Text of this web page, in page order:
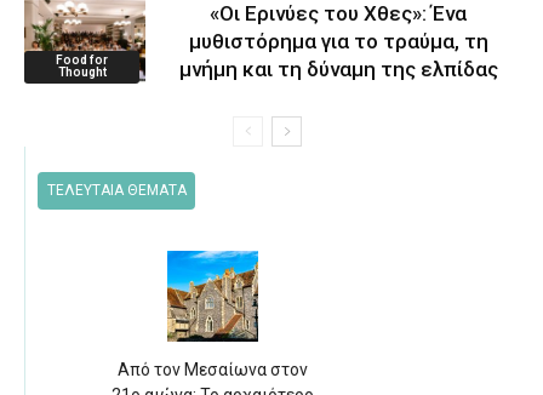
Food for
Thought
«Οι Ερινύες του Χθες»: Ένα
μυθιστόρημα για το τραύμα, τη
μνήμη και τη δύναμη της ελπίδας
ΤΕΛΕΥΤΑΙΑ ΘΕΜΑΤΑ
Από τον Μεσαίωνα στον